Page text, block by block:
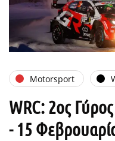
Motorsport
WRC: 2ος
- 15